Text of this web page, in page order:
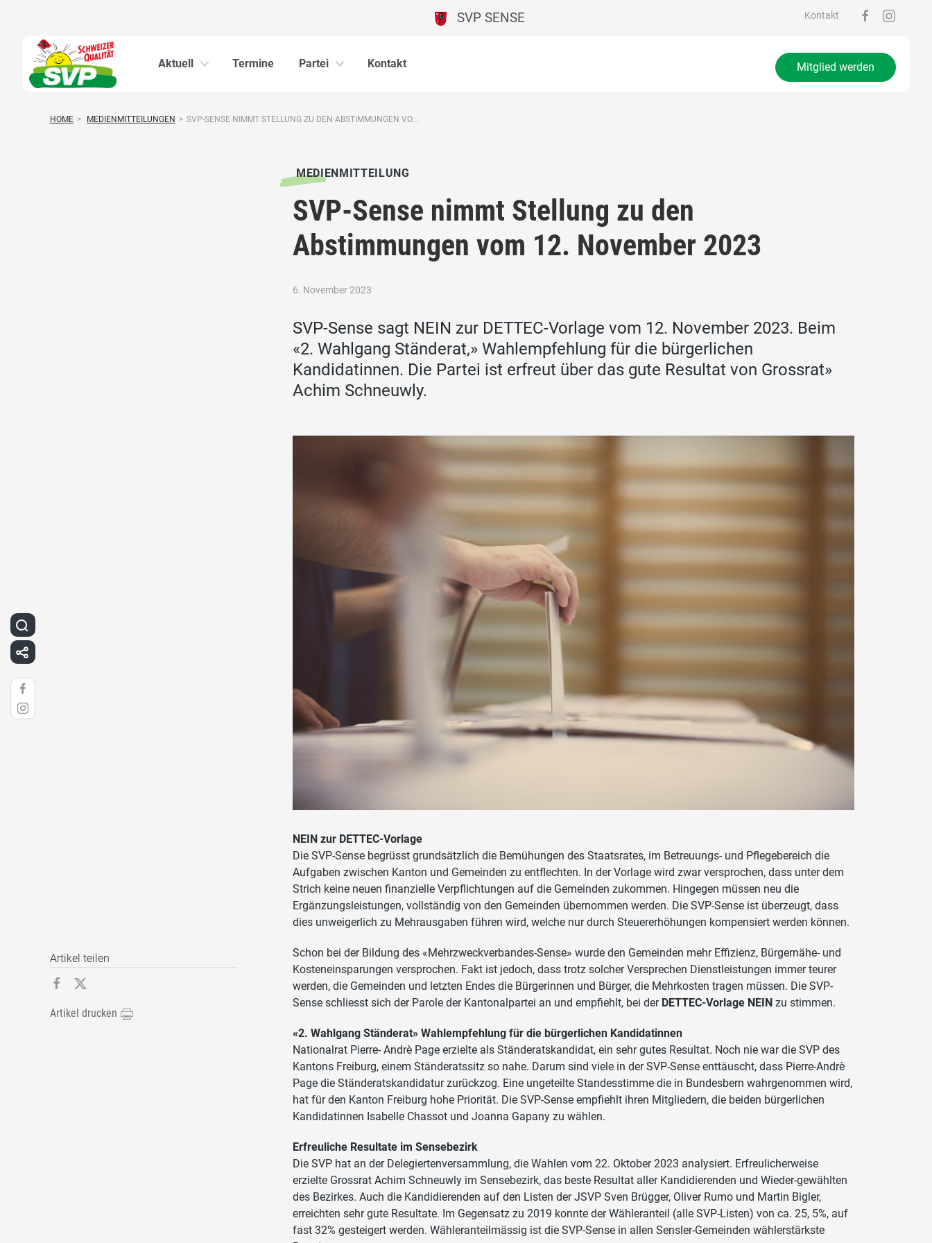
Kontakt
SVP SENSE
Aktuell Termine Partei Kontakt Mitglied werden
HOME > MEDIENMITTEILUNGEN > SVP-SENSE NIMMT STELLUNG ZU DEN ABSTIMMUNGEN VO...
MEDIENMITTEILUNG
SVP-Sense nimmt Stellung zu den
Abstimmungen vom 12. November 2023
6. November 2023
SVP-Sense sagt NEIN zur DETTEC-Vorlage vom 12. November 2023. Beim
«2. Wahlgang Ständerat,» Wahlempfehlung für die bürgerlichen
Kandidatinnen. Die Partei ist erfreut über das gute Resultat von Grossrat»
Achim Schneuwly.
NEIN zur DETTEC-Vorlage
Die SVP-Sense begrüsst grundsätzlich die Bemühungen des Staatsrates, im Betreuungs- und Pflegebereich die
Aufgaben zwischen Kanton und Gemeinden zu entflechten. In der Vorlage wird zwar versprochen, dass unter dem
Strich keine neuen finanzielle Verpflichtungen auf die Gemeinden zukommen. Hingegen müssen neu die
Ergänzungsleistungen, vollständig von den Gemeinden übernommen werden. Die SVP-Sense ist überzeugt, dass
dies unweigerlich zu Mehrausgaben führen wird, welche nur durch Steuererhöhungen kompensiert werden können.
Schon bei der Bildung des «Mehrzweckverbandes-Sense» wurde den Gemeinden mehr Effizienz, Bürgernähe- und
Kosteneinsparungen versprochen. Fakt ist jedoch, dass trotz solcher Versprechen Dienstleistungen immer teurer
werden, die Gemeinden und letzten Endes die Bürgerinnen und Bürger, die Mehrkosten tragen müssen. Die SVP-
Sense schliesst sich der Parole der Kantonalpartei an und empfiehlt, bei der DETTEC-Vorlage NEIN zu stimmen.
«2. Wahlgang Ständerat» Wahlempfehlung für die bürgerlichen Kandidatinnen
Nationalrat Pierre- Andrè Page erzielte als Ständeratskandidat, ein sehr gutes Resultat. Noch nie war die SVP des
Kantons Freiburg, einem Ständeratssitz so nahe. Darum sind viele in der SVP-Sense enttäuscht, dass Pierre-Andrè
Page die Ständeratskandidatur zurückzog. Eine ungeteilte Standesstimme die in Bundesbern wahrgenommen wird,
hat für den Kanton Freiburg hohe Priorität. Die SVP-Sense empfiehlt ihren Mitgliedern, die beiden bürgerlichen
Kandidatinnen Isabelle Chassot und Joanna Gapany zu wählen.
Erfreuliche Resultate im Sensebezirk
Die SVP hat an der Delegiertenversammlung, die Wahlen vom 22. Oktober 2023 analysiert. Erfreulicherweise
erzielte Grossrat Achim Schneuwly im Sensebezirk, das beste Resultat aller Kandidierenden und Wieder-gewählten
des Bezirkes. Auch die Kandidierenden auf den Listen der JSVP Sven Brügger, Oliver Rumo und Martin Bigler,
erreichten sehr gute Resultate. Im Gegensatz zu 2019 konnte der Wähleranteil (alle SVP-Listen) von ca. 25, 5%, auf
fast 32% gesteigert werden. Wähleranteilmässig ist die SVP-Sense in allen Sensler-Gemeinden wählerstärkste
Artikel teilen
Artikel drucken